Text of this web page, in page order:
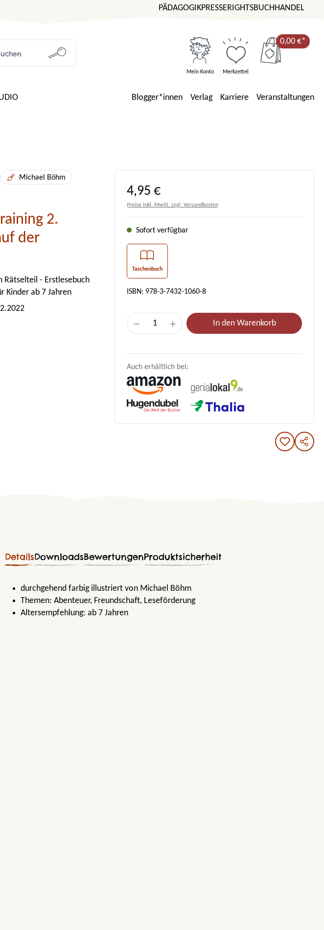
PÄDAGOGIKPRESSERIGHTSBUCHHANDEL
Mein Konto Merkzettel
0,00 €*
Blogger*innen Verlag Karriere Veranstaltungen
Michael Böhm
2.
der
Rätselteil - Erstlesebuch
Kinder ab 7 Jahren
Regulärer Preis:
4,95 €
Preise inkl. MwSt. zzgl. Versandkosten
Sofort verfügbar
Taschenbuch
ISBN: 978-3-7432-1060-8
Produkt Anzahl: Gib den gewünschten
In den Warenkorb
Auch erhältlich bei:
DetailsDownloadsBewertungenProduktsicherheit
durchgehend farbig illustriert von Michael Böhm
Themen: Abenteuer, Freundschaft, Leseförderung
Altersempfehlung: ab 7 Jahren